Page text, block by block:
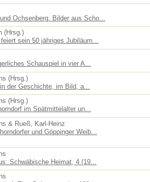
Ochsenberg. Bilder aus Scho...
(Hrsg.)
sein 50 jähriges Jubiläum...
Schauspiel in vier A...
(Hrsg.)
der Geschichte, im Bild, a...
(Hrsg.)
im Spätmittelalter un...
& Rueß, Karl-Heinz
und Göppinger Weib...
Schwäbische Heimat, 4 (19...